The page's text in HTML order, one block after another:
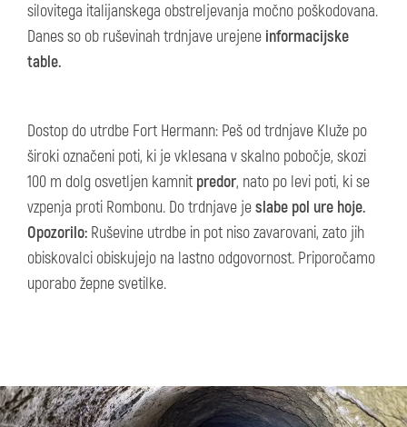
silovitega italijanskega obstreljevanja močno poškodovana.
Danes so ob ruševinah trdnjave urejene informacijske
table.
Dostop do utrdbe Fort Hermann: Peš od trdnjave Kluže po
široki označeni poti, ki je vklesana v skalno pobočje, skozi
100 m dolg osvetljen kamnit predor, nato po levi poti, ki se
vzpenja proti Rombonu. Do trdnjave jeslabe pol ure hoje.
Opozorilo: Ruševine utrdbe in pot niso zavarovani, zato jih
obiskovalci obiskujejo na lastno odgovornost. Priporočamo
uporabo žepne svetilke.